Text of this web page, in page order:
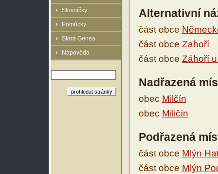
Slovníčky
Pomůcky
Stará Genea
Nápověda
Alternativní
část obce
část obce Zahoří
část obce Záhoří
Nadřazená
obec Milčín
obec Miličín
Podřazená
část obce Mlýn
část obce Mlýn